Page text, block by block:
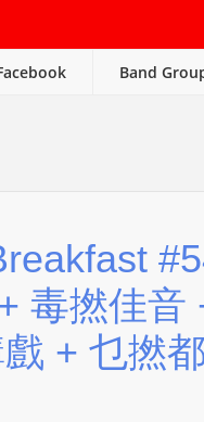
Band
毒撚佳音
+ 乜撚